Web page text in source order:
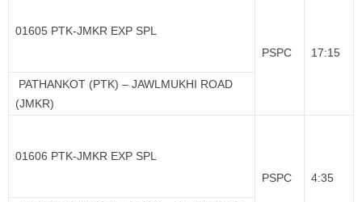
01605 PTK-JMKR EXP SPL
PSPC
17:15
PATHANKOT (PTK) – JAWLMUKHI ROAD
(JMKR)
01606 PTK-JMKR EXP SPL
PSPC
4:35